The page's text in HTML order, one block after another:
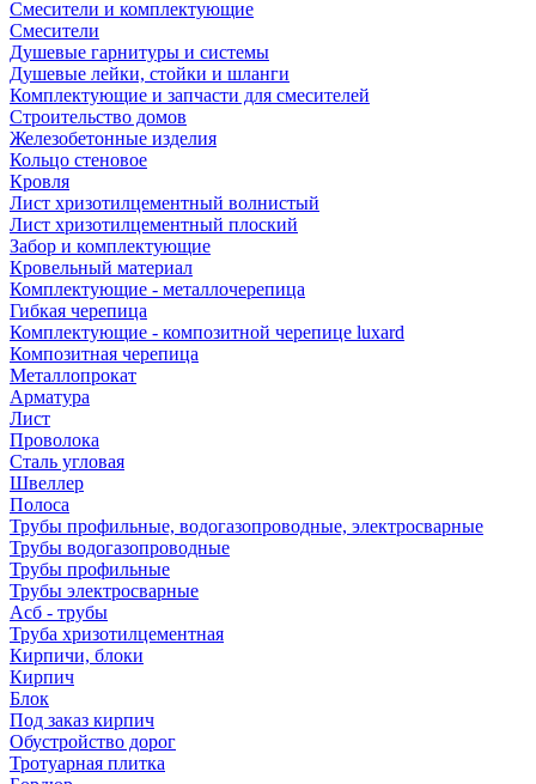
Смесители и комплектующие
Смесители
Душевые гарнитуры и системы
Душевые лейки, стойки и шланги
Комплектующие и запчасти для смесителей
Строительство домов
Железобетонные изделия
Кольцо стеновое
Кровля
Лист хризотилцементный волнистый
Лист хризотилцементный плоский
Забор и комплектующие
Кровельный материал
Комплектующие - металлочерепица
Гибкая черепица
Комплектующие - композитной черепице luxard
Композитная черепица
Металлопрокат
Арматура
Лист
Проволока
Сталь угловая
Швеллер
Полоса
Трубы профильные, водогазопроводные, электросварные
Трубы водогазопроводные
Трубы профильные
Трубы электросварные
Асб - трубы
Труба хризотилцементная
Кирпичи, блоки
Кирпич
Блок
Под заказ кирпич
Обустройство дорог
Тротуарная плитка